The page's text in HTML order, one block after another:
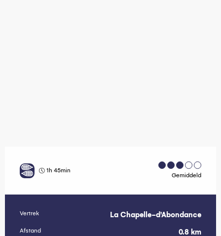
1h 45min
Gemiddeld
Praktische informatie
Vertrek La Chapelle-d'Abondance
Afstand 0.8 km